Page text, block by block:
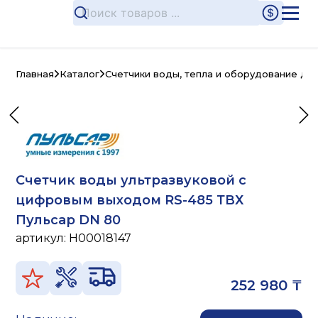
Главная Каталог Счетчики воды, тепла и оборудование
Счетчик воды ультразвуковой с
цифровым выходом RS-485 ТВХ
Пульсар DN 80
артикул: H00018147
252 980 ₸